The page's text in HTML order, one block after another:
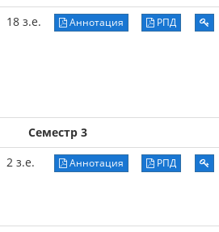
18 з.е. Аннотация РПД
Семестр 3
2 з.е. Аннотация РПД